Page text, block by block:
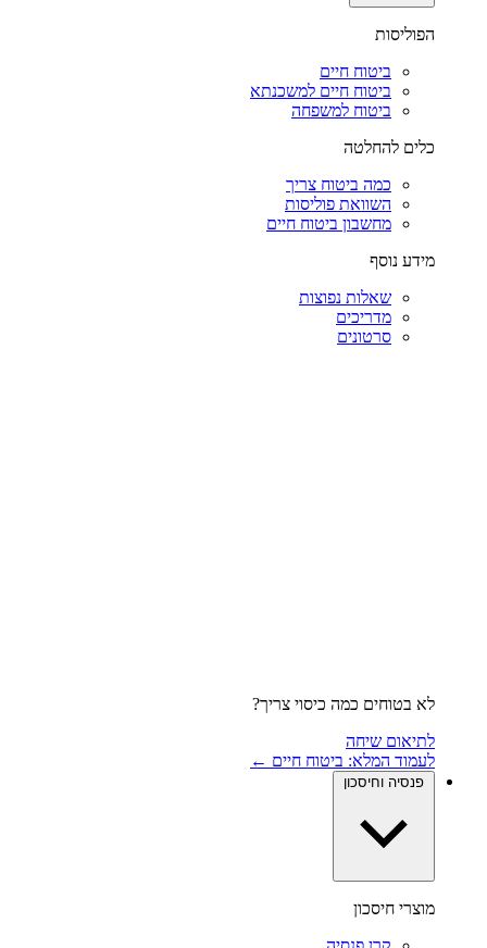
הפוליסות
ביטוח חיים
ביטוח חיים למשכנתא
ביטוח למשפחה
כלים להחלטה
כמה ביטוח צריך
השוואת פוליסות
מחשבון ביטוח חיים
מידע נוסף
שאלות נפוצות
מדריכים
סרטונים
לא בטוחים כמה כיסוי צריך?
לתיאום שיחה
לעמוד המלא: ביטוח חיים ←
פנסיה וחיסכון
מוצרי חיסכון